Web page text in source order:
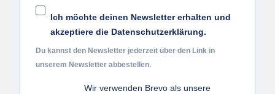
Ich möchte deinen Newsletter erhalten und
akzeptiere die Datenschutzerklärung.
Du kannst den Newsletter jederzeit über den Link in
unserem Newsletter abbestellen.
Wir verwenden Brevo als unsere